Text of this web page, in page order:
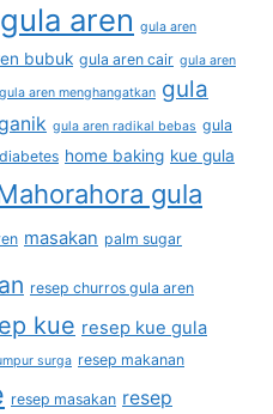
gula aren gula aren
bubuk gula aren cair gula aren
gula aren menghangatkan gula
gula aren radikal bebas gula
home baking kue gula
gula
masakan palm sugar
resep churros gula aren
kue resep kue gula
surga resep makanan
resep masakan resep